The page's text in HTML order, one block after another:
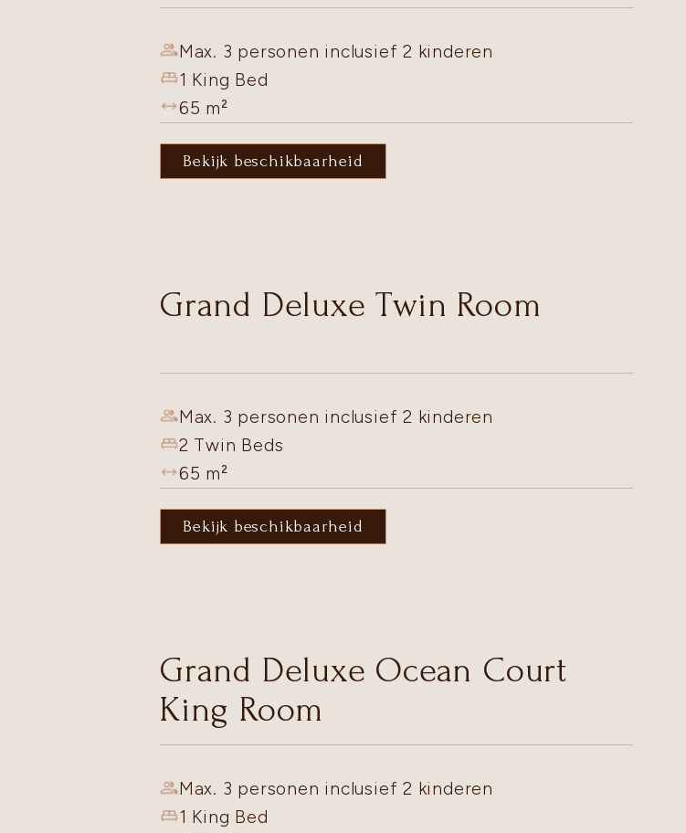
Max. 3 personen inclusief 2 kinderen
1 King Bed
65 m²
Bekijk beschikbaarheid
Grand Deluxe Twin Room
Max. 3 personen inclusief 2 kinderen
2 Twin Beds
65 m²
Bekijk beschikbaarheid
Grand Deluxe Ocean Court
King Room
Max. 3 personen inclusief 2 kinderen
1 King Bed